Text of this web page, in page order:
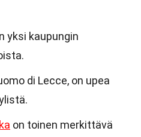
yksi kaupungin
di Lecce, on upea
on toinen merkittävä